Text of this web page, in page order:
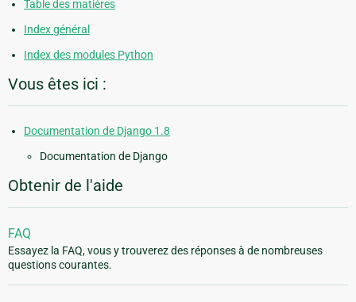
Table des matières
Index général
Index des modules Python
Vous êtes ici :
Documentation de Django 1.8
Documentation de Django
Obtenir de l'aide
FAQ
Essayez la FAQ, vous y trouverez des réponses à de nombreuses
questions courantes.